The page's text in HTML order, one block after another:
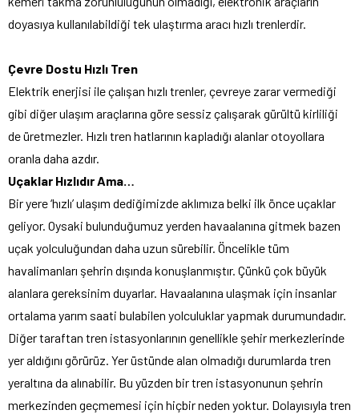
doyasıya kullanılabildiği tek ulaştırma aracı hızlı trenlerdir.
Çevre Dostu Hızlı Tren
Elektrik enerjisi ile çalışan hızlı trenler, çevreye zarar vermediği
gibi diğer ulaşım araçlarına göre sessiz çalışarak gürültü kirliliği
de üretmezler. Hızlı tren hatlarının kapladığı alanlar otoyollara
oranla daha azdır.
Uçaklar Hızlıdır Ama…
Bir yere ‘hızlı’ ulaşım dediğimizde aklımıza belki ilk önce uçaklar
geliyor. Oysaki bulunduğumuz yerden havaalanına gitmek bazen
uçak yolculuğundan daha uzun sürebilir. Öncelikle tüm
havalimanları şehrin dışında konuşlanmıştır. Çünkü çok büyük
alanlara gereksinim duyarlar. Havaalanına ulaşmak için insanlar
ortalama yarım saati bulabilen yolculuklar yapmak durumundadır.
Diğer taraftan tren istasyonlarının genellikle şehir merkezlerinde
yer aldığını görürüz. Yer üstünde alan olmadığı durumlarda tren
yeraltına da alınabilir. Bu yüzden bir tren istasyonunun şehrin
merkezinden geçmemesi için hiçbir neden yoktur. Dolayısıyla tren